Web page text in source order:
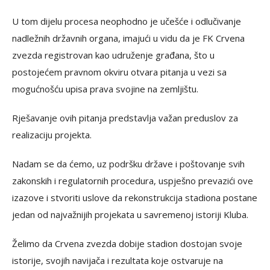
U tom dijelu procesa neophodno je učešće i odlučivanje
nadležnih državnih organa, imajući u vidu da je FK Crvena
zvezda registrovan kao udruženje građana, što u
postojećem pravnom okviru otvara pitanja u vezi sa
mogućnošću upisa prava svojine na zemljištu.
Rješavanje ovih pitanja predstavlja važan preduslov za
realizaciju projekta.
Nadam se da ćemo, uz podršku države i poštovanje svih
zakonskih i regulatornih procedura, uspješno prevazići ove
izazove i stvoriti uslove da rekonstrukcija stadiona postane
jedan od najvažnijih projekata u savremenoj istoriji Kluba.
Želimo da Crvena zvezda dobije stadion dostojan svoje
istorije, svojih navijača i rezultata koje ostvaruje na